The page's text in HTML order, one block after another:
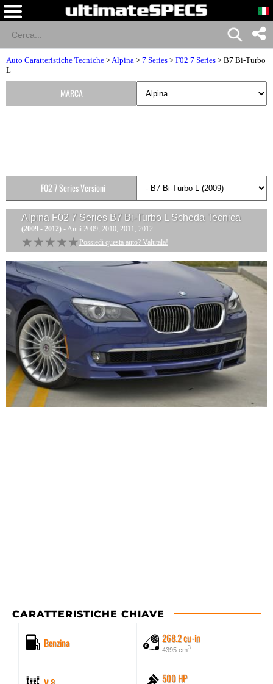
Auto Caratteristiche Tecniche >Alpina > 7 Series > F02 7 Series > B7 Bi-Turbo
L
Alpina F02 7 Series B7 Bi-Turbo L Scheda Tecnica
(2009 - 2012) - Anni 2009, 2010, 2011, 2012
★★★★★
★★★★★ Possiedi questa auto? Valutala!
CARATTERISTICHE CHIAVE
Benzina 268.2 cu-in
4395 cm3
500 HP
MARCA
F02 7 Series Versioni